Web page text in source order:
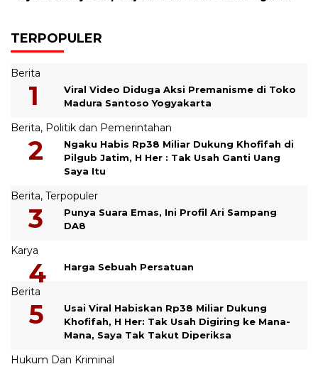
TERPOPULER
Berita
Viral Video Diduga Aksi Premanisme di Toko
Madura Santoso Yogyakarta
Berita, Politik dan Pemerintahan
Ngaku Habis Rp38 Miliar Dukung Khofifah di
Pilgub Jatim, H Her : Tak Usah Ganti Uang
Saya Itu
Berita, Terpopuler
Punya Suara Emas, Ini Profil Ari Sampang
DA8
Karya
Harga Sebuah Persatuan
Berita
Usai Viral Habiskan Rp38 Miliar Dukung
Khofifah, H Her: Tak Usah Digiring ke Mana-
Mana, Saya Tak Takut Diperiksa
Hukum Dan Kriminal